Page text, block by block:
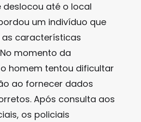
deslocou até o local
um indivíduo que
características
momento da
homem tentou dificultar
ao fornecer dados
Após consulta aos
os policiais